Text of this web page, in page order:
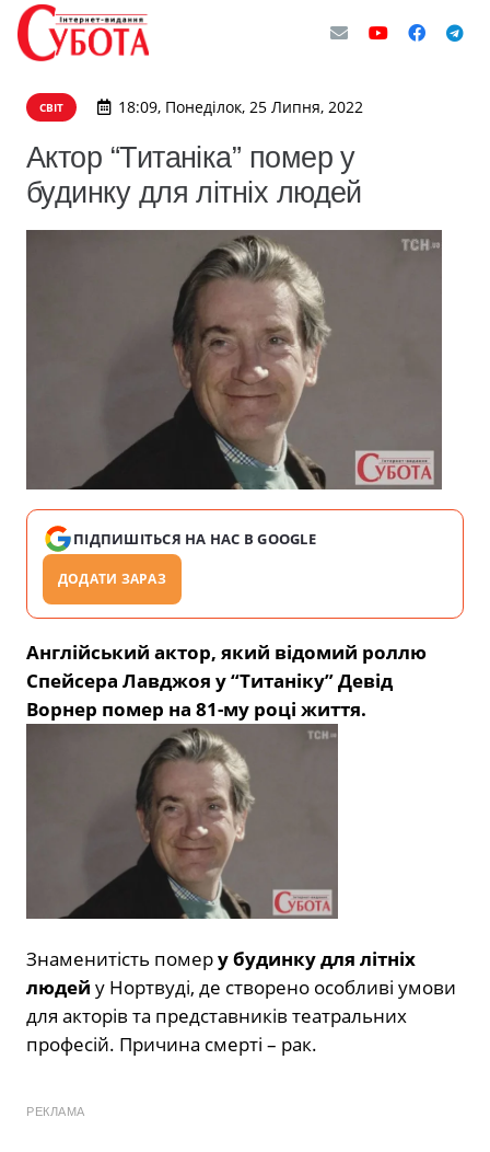
СВІТ 18:09, Понеділок, 25 Липня, 2022
Актор “Титаніка” помер у
будинку для літніх людей
ПІДПИШІТЬСЯ НА НАС В GOOGLE
ДОДАТИ ЗАРАЗ
Англійський актор, який відомий роллю
Спейсера Лавджоя у “Титаніку” Девід
Ворнер помер на 81-му році життя.
Знаменитість померу будинку для літніх
людей у Нортвуді, де створено особливі умови
для акторів та представників театральних
професій. Причина смерті – рак.
РЕКЛАМА